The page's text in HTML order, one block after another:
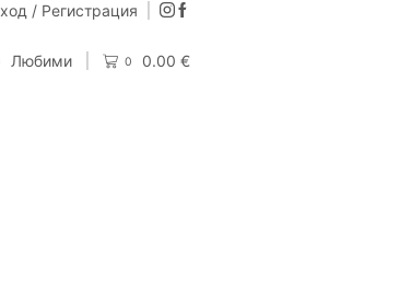
/ Регистрация
Любими 0 0.00 €